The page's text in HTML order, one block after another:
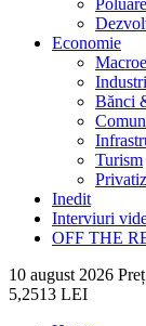
Poluare
Economie
Bănci
Turism
Inedit
Interviuri
OFF THE
10 august 2026
5,2513 LEI